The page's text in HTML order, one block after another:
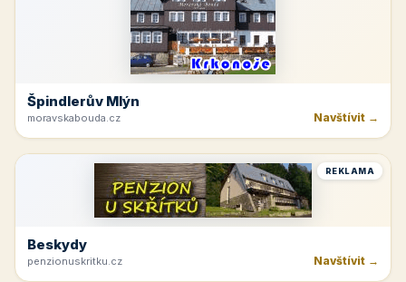
Špindlerův Mlýn
moravskabouda.cz Navštívit →
REKLAMA
Beskydy
penzionuskritku.cz Navštívit →